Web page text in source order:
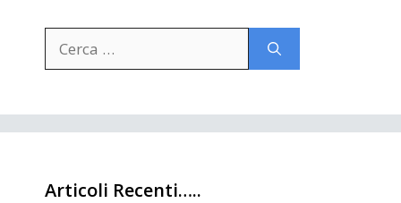
per:
Articoli Recenti…..